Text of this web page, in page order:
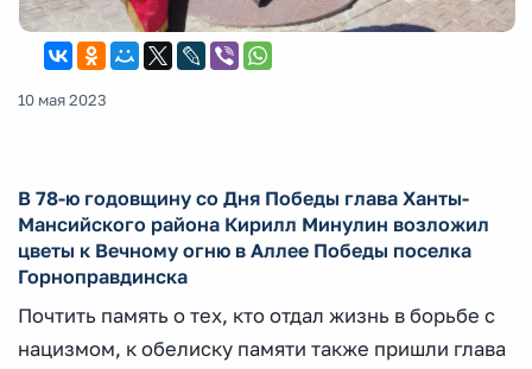
10 мая 2023
В 78-ю годовщину со Дня Победы глава Ханты-
Мансийского района Кирилл Минулин возложил
цветы к Вечному огню в Аллее Победы поселка
Горноправдинска
Почтить память о тех, кто отдал жизнь в борьбе с
нацизмом, к обелиску памяти также пришли глава